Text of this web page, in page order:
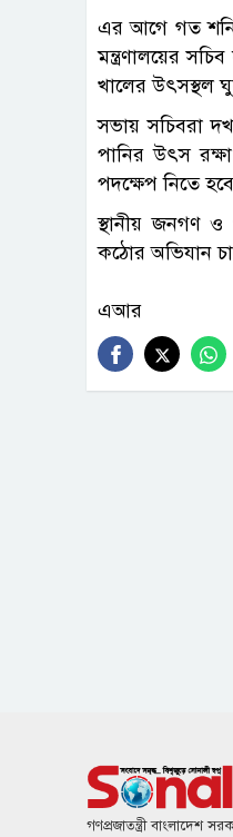
এর আগে গত
মন্ত্রণালয়ের
খালের উৎসস্থল
সভায় সচিবরা
পানির উৎস
পদক্ষেপ নিতে
স্থানীয় জনগণ ও
কঠোর অভিযান
এআর
গণপ্রজাতন্ত্রী বাংলাদেশ